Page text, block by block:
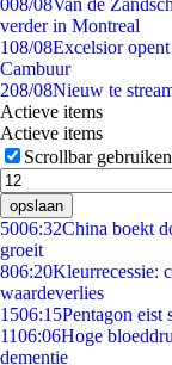
008/08Van de
verder in Montreal
108/08Excelsior
Cambuur
208/08Nieuw te
Actieve items
Actieve items
Scrollbar gebruiken
opslaan
5006:32China boekt
groeit
806:20Kleurrecessie:
waardeverlies
1506:15Pentagon eist
1106:06Hoge
dementie